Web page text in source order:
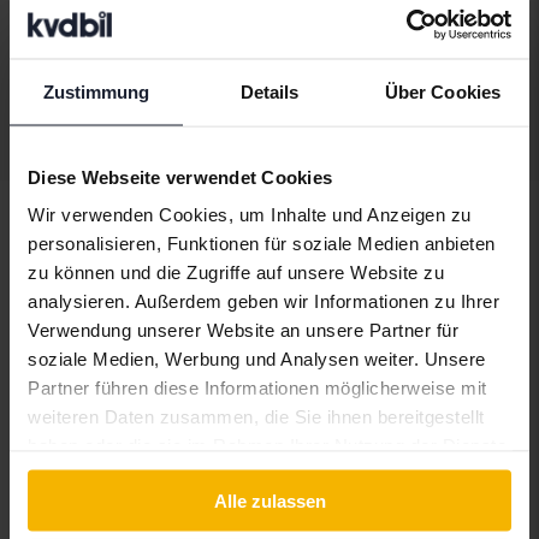
Zustimmung Details Über Cookies
Diese Webseite verwendet Cookies
Wir verwenden Cookies, um Inhalte und Anzeigen zu
personalisieren, Funktionen für soziale Medien anbieten
zu können und die Zugriffe auf unsere Website zu
analysieren. Außerdem geben wir Informationen zu Ihrer
Verwendung unserer Website an unsere Partner für
soziale Medien, Werbung und Analysen weiter. Unsere
Partner führen diese Informationen möglicherweise mit
weiteren Daten zusammen, die Sie ihnen bereitgestellt
gesammelt haben.
Alle zulassen
Startpreis Demnächst
Fahrzeuge Jeep
JeepModelle
Jeep Cherokee
Jeep Grand
Cherokee
Jeep Wrangler